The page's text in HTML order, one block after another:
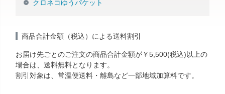
クロネコゆうパケット
商品合計金額（税込）による送料割引
お届け先ごとのご注文の商品合計金額が￥5,500(税込)以上の
場合は、送料無料となります。
割引対象は、常温便送料・離島など一部地域加算料です。